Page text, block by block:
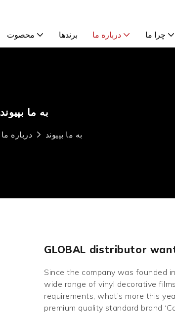
محصوت برندها درباره ما چرا ما
به ما بپیوند
درباره ما به ما بپیوند
GLOBAL distributor
Since the company was founded
wide range of vinyl decorative
requirements, what’s more this
premium quality standard brand